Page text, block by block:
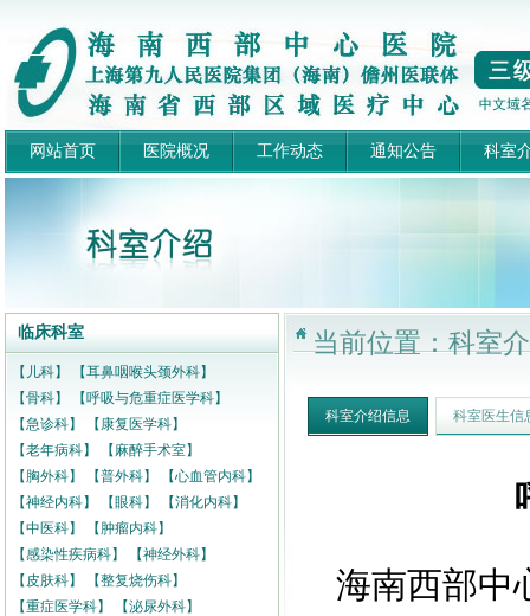
网站首页 医院概况 工作动态 通知公告 科室
临床科室
【儿科】
【耳鼻咽喉头颈外科】
【骨科】
【呼吸与危重症医学科】
【急诊科】
【康复医学科】
【老年病科】
【麻醉手术室】
【胸外科】
【普外科】
【心血管内科】
【神经内科】
【眼科】
【消化内科】
【中医科】
【肿瘤内科】
【感染性疾病科】
【神经外科】
【皮肤科】
【整复烧伤科】
【重症医学科】
【泌尿外科】
当前位置：科室
科室介绍信息 科室医生信
海南西部中